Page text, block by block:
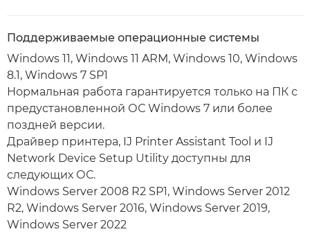
Поддерживаемые операционные системы
Windows 11, Windows 11 ARM, Windows 10, Windows
8.1, Windows 7 SP1
Нормальная работа гарантируется только на ПК с
предустановленной ОС Windows 7 или более
поздней версии.
Драйвер принтера, IJ Printer Assistant Tool и IJ
Network Device Setup Utility доступны для
следующих ОС.
Windows Server 2008 R2 SP1, Windows Server 2012
R2, Windows Server 2016, Windows Server 2019,
Windows Server 2022